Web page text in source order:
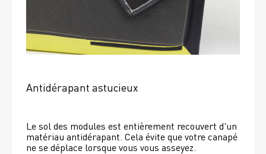
Antidérapant astucieux
Le sol des modules est entièrement recouvert d'un
matériau antidérapant. Cela évite que votre canapé
ne se déplace lorsque vous vous asseyez.